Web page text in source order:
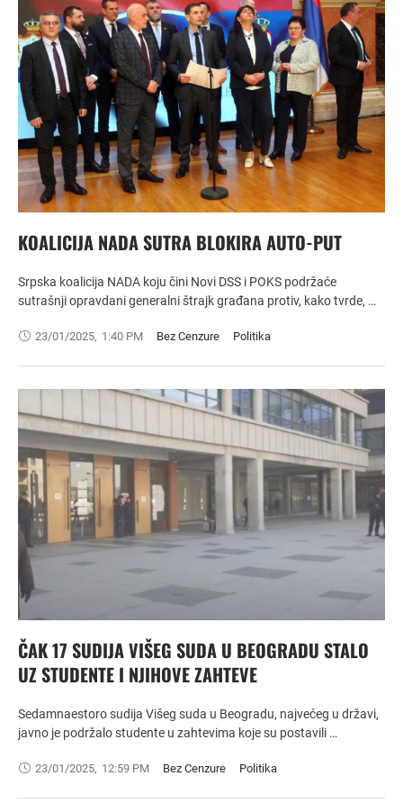
KOALICIJA NADA SUTRA BLOKIRA AUTO-PUT
Srpska koalicija NADA koju čini Novi DSS i POKS podržaće
sutrašnji opravdani generalni štrajk građana protiv, kako tvrde, …
23/01/2025, 1:40 PM Bez Cenzure Politika
ČAK 17 SUDIJA VIŠEG SUDA U BEOGRADU STALO
UZ STUDENTE I NJIHOVE ZAHTEVE
Sedamnaestoro sudija Višeg suda u Beogradu, najvećeg u državi,
javno je podržalo studente u zahtevima koje su postavili …
23/01/2025, 12:59 PM Bez Cenzure Politika